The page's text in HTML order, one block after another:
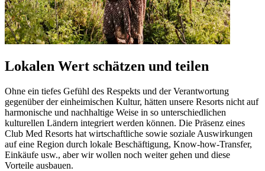
Lokalen Wert schätzen und teilen
Ohne ein tiefes Gefühl des Respekts und der Verantwortung
gegenüber der einheimischen Kultur, hätten unsere Resorts nicht auf
harmonische und nachhaltige Weise in so unterschiedlichen
kulturellen Ländern integriert werden können. Die Präsenz eines
Club Med Resorts hat wirtschaftliche sowie soziale Auswirkungen
auf eine Region durch lokale Beschäftigung, Know-how-Transfer,
Einkäufe usw., aber wir wollen noch weiter gehen und diese
Vorteile ausbauen.